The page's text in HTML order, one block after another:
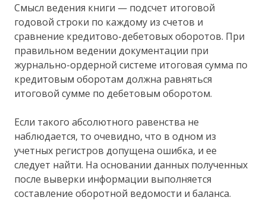
Смысл ведения книги — подсчет итоговой
годовой строки по каждому из счетов и
сравнение кредитово-дебетовых оборотов. При
правильном ведении документации при
журнально-ордерной системе итоговая сумма по
кредитовым оборотам должна равняться
итоговой сумме по дебетовым оборотом.
Если такого абсолютного равенства не
наблюдается, то очевидно, что в одном из
учетных регистров допущена ошибка, и ее
следует найти. На основании данных полученных
после выверки информации выполняется
составление оборотной ведомости и баланса.